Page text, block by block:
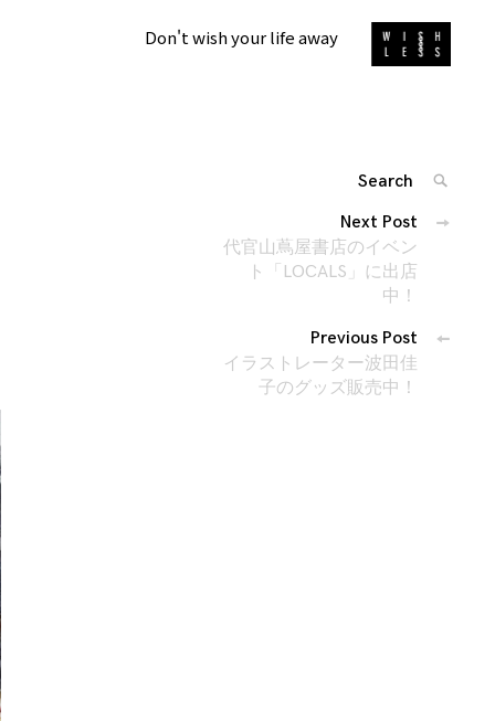
Don't wish your life away
稿
ー
Next Post
代官山蔦屋書店のイベン
ト「LOCALS」に出店
中！
Previous Post
イラストレーター波田佳
子のグッズ販売中！